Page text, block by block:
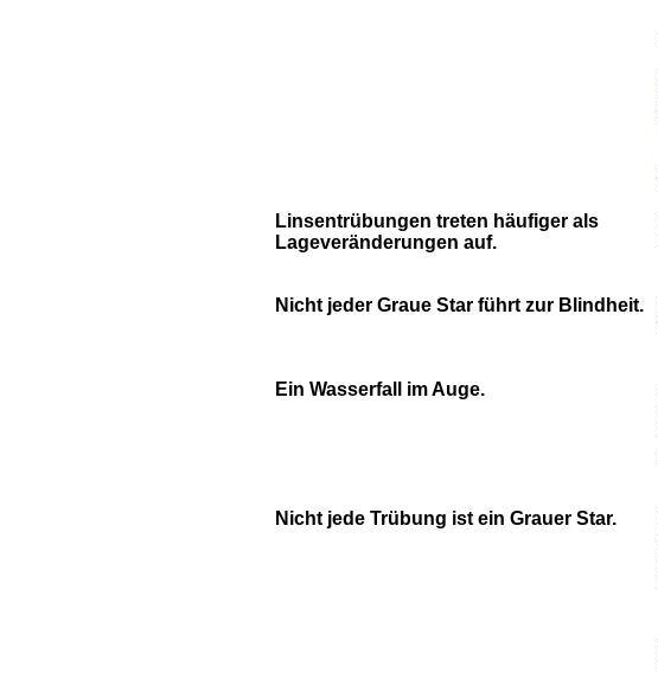
Linsentrübungen treten häufiger als
Lageveränderungen auf.
Nicht jeder Graue Star führt zur Blindheit.
Ein Wasserfall im Auge.
Nicht jede Trübung ist ein Grauer Star.